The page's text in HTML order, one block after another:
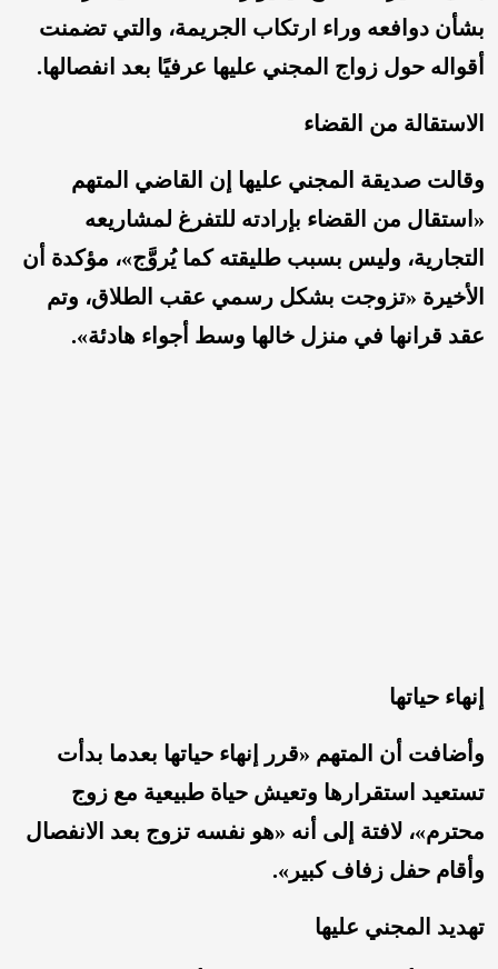
بشأن دوافعه وراء ارتكاب الجريمة، والتي تضمنت
أقواله حول زواج المجني عليها عرفيًا بعد انفصالها.
الاستقالة من القضاء
وقالت صديقة المجني عليها إن القاضي المتهم
«استقال من القضاء بإرادته للتفرغ لمشاريعه
التجارية، وليس بسبب طليقته كما يُروَّج»، مؤكدة أن
الأخيرة «تزوجت بشكل رسمي عقب الطلاق، وتم
عقد قرانها في منزل خالها وسط أجواء هادئة».
إنهاء حياتها
وأضافت أن المتهم «قرر إنهاء حياتها بعدما بدأت
تستعيد استقرارها وتعيش حياة طبيعية مع زوج
محترم»، لافتة إلى أنه «هو نفسه تزوج بعد الانفصال
وأقام حفل زفاف كبير».
تهديد المجني عليها